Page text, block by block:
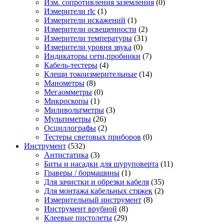
Изм. сопротивления заземления (0)
Измерители rlc (1)
Измерители искажений (1)
Измерители освещенности (2)
Измерители температуры (31)
Измерители уровня звука (0)
Индикаторы сети,пробники (7)
Кабель-тестеры (4)
Клещи токоизмерительные (14)
Манометры (8)
Мегаомметры (0)
Микроскопы (1)
Миливольтметры (3)
Мультиметры (26)
Осциллографы (2)
Тестеры световых приборов (0)
Инструмент (532)
Антистатика (3)
Биты и насадки для шуруповерта (11)
Граверы / бормашины (1)
Для зачистки и обрезки кабеля (35)
Для монтажа кабельных стяжек (2)
Измерительный инструмент (8)
Инструмент врубной (8)
Клеевые пистолеты (29)